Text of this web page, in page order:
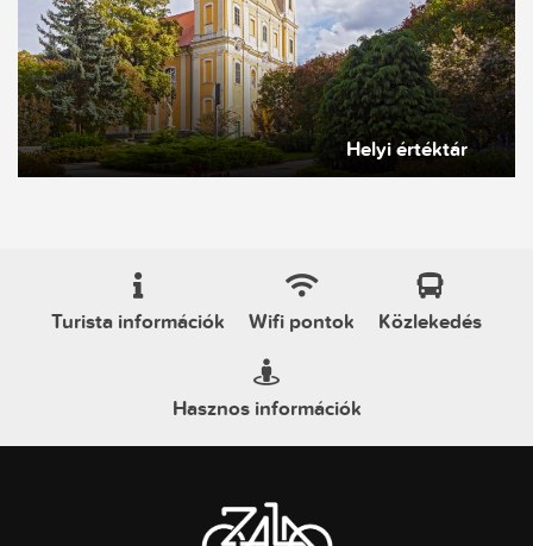
Helyi értéktár
Turista információk Wifi pontok Közlekedés
Hasznos információk